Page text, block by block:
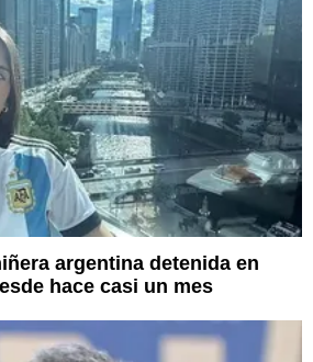
argentina detenida en
hace casi un mes